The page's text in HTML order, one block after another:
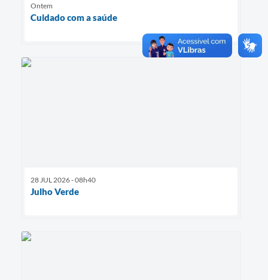
Ontem
Cuidado com a saúde
28 JUL 2026 - 08h40
Julho Verde